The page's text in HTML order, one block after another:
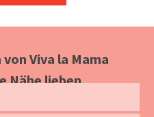
Viva la Mama
Nähe lieben